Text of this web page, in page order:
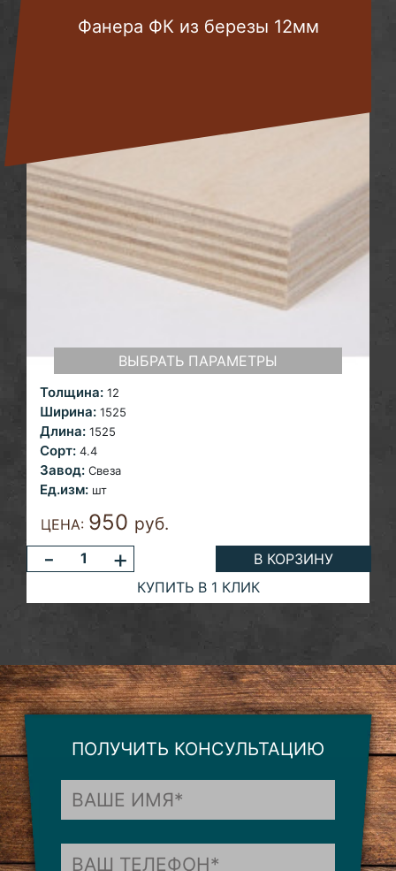
Фанера ФК из березы 12мм
ВЫБРАТЬ ПАРАМЕТРЫ
Толщина: 12
Ширина: 1525
Длина: 1525
Сорт: 4.4
Завод: Свеза
Ед.изм: шт
ЦЕНА: 950 руб.
- +
В КОРЗИНУ
КУПИТЬ В 1 КЛИК
ПОЛУЧИТЬ КОНСУЛЬТАЦИЮ